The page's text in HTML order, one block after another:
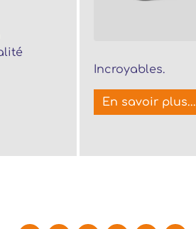
Incroyables.
En savoir plus...